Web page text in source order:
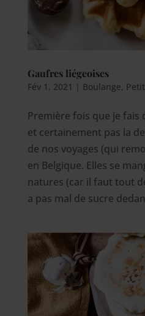
Gaufres liégeoises
Fév 1, 2021 | Boulange,
Première fois que je fais
et certainement pas la
de nos voyages (qui
en Belgique. Elles se
natures (car il faut tout
a pas mal de sucre